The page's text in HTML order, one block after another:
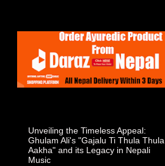
Unveiling the Timeless Appeal:
Ghulam Ali's "Gajalu Ti Thula Thula
Aakha" and its Legacy in Nepali
Music